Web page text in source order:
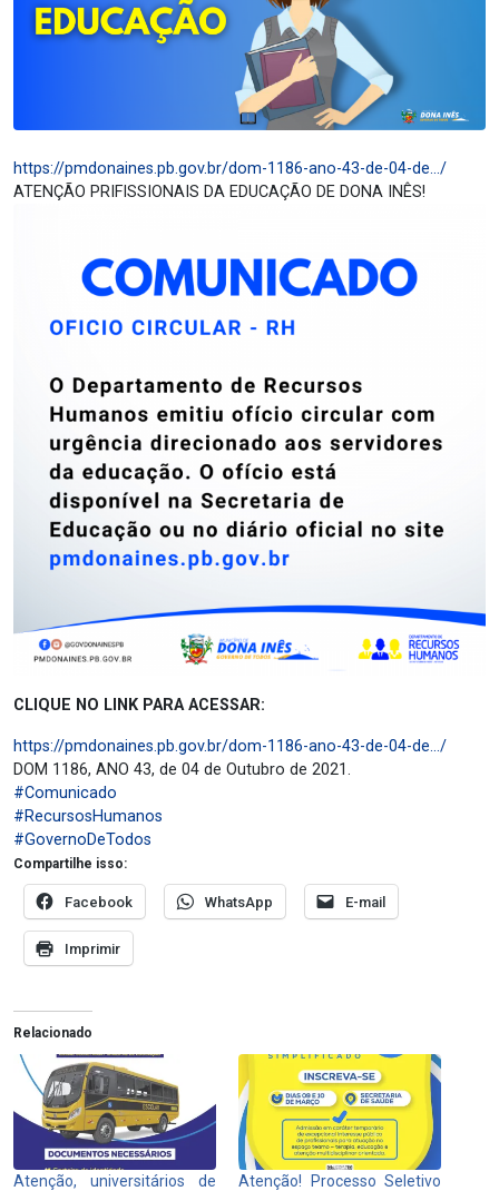
https://pmdonaines.pb.gov.br/dom-1186-ano-43-de-04-de…/
ATENÇÃO PRIFISSIONAIS DA EDUCAÇÃO DE DONA INÊS!
CLIQUE NO LINK PARA ACESSAR:
https://pmdonaines.pb.gov.br/dom-1186-ano-43-de-04-de…/
DOM 1186, ANO 43, de 04 de Outubro de 2021.
#Comunicado
#RecursosHumanos
#GovernoDeTodos
Compartilhe isso:
Facebook WhatsApp E-mail
Imprimir
Relacionado
Atenção, universitários de
Atenção! Processo Seletivo